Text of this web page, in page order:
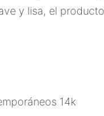
y lisa, el